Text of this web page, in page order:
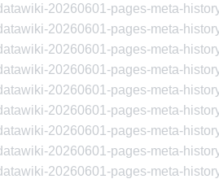
20260601-pages-meta-
20260601-pages-meta-
20260601-pages-meta-
20260601-pages-meta-
20260601-pages-meta-
20260601-pages-meta-
20260601-pages-meta-
20260601-pages-meta-
20260601-pages-meta-